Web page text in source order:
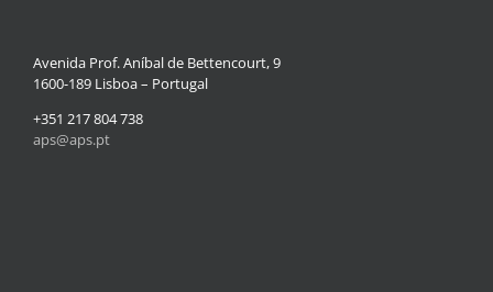
Avenida Prof. Aníbal de Bettencourt, 9
1600-189 Lisboa – Portugal
+351 217 804 738
aps@aps.pt